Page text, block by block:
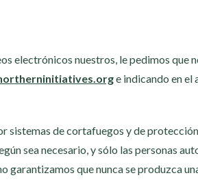
electrónicos nuestros, le pedimos que
e indicando en el
sistemas de cortafuegos y de
sea necesario, y sólo las personas
garantizamos que nunca se produzca